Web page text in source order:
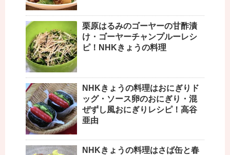
栗原はるみのゴーヤーの甘酢漬
け・ゴーヤーチャンプルーレシ
ピ！NHKきょうの料理
NHKきょうの料理はおにぎりド
ッグ・ソース卵のおにぎり・混
ぜずし風おにぎりレシピ！高谷
亜由
NHKきょうの料理はさば缶と春